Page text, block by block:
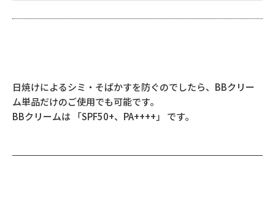
日焼けによるシミ・そばかすを防ぐのでしたら、BBクリー
ム単品だけのご使用でも可能です。
BBクリームは 「SPF50+、PA++++」 です。